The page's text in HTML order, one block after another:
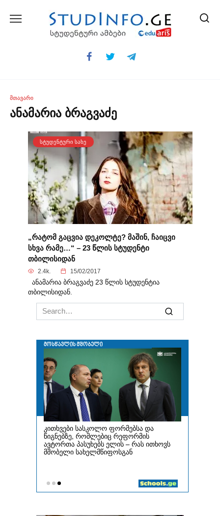
ᲛᲗᲐᲕᲐᲠᲘ
ანამარია ბრაგვაძე
ᲡᲢᲣᲓᲔᲜᲢᲣᲠᲘ ᲡᲐᲮᲔ
„რატომ გაცვია დეკოლტე? მაშინ, ჩაიცვი
სხვა რამე…“ – 23 წლის სტუდენტი
თბილისიდან
2.4k. 15/02/2017
ანამარია ბრაგვაძე 23 წლის სტუდენტია
თბილისიდან.
Search
for: